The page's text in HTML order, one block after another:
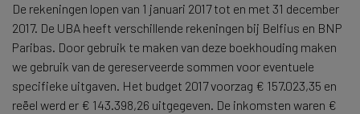
De rekeningen lopen van 1 januari 2017 tot en met 31 december
2017. De UBA heeft verschillende rekeningen bij Belfius en BNP
Paribas. Door gebruik te maken van deze boekhouding maken
we gebruik van de gereserveerde sommen voor eventuele
specifieke uitgaven. Het budget 2017 voorzag € 157.023,35 en
reëel werd er € 143.398,26 uitgegeven. De inkomsten waren €